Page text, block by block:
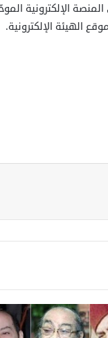
الإلكترونية
الهيئة الإلكترونية.